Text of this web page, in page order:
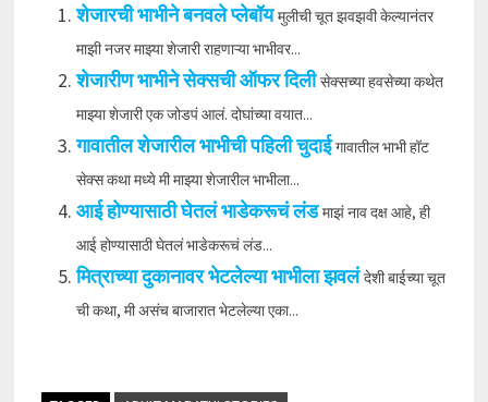
शेजारची भाभीने बनवले प्लेबॉय मुलीची चूत झवझवी केल्यानंतर
माझी नजर माझ्या शेजारी राहणाऱ्या भाभीवर...
शेजारीण भाभीने सेक्सची ऑफर दिली सेक्सच्या हवसेच्या कथेत
माझ्या शेजारी एक जोडपं आलं. दोघांच्या वयात...
गावातील शेजारील भाभीची पहिली चुदाई गावातील भाभी हॉट
सेक्स कथा मध्ये मी माझ्या शेजारील भाभीला...
आई होण्यासाठी घेतलं भाडेकरूचं लंड माझं नाव दक्ष आहे, ही
आई होण्यासाठी घेतलं भाडेकरूचं लंड...
मित्राच्या दुकानावर भेटलेल्या भाभीला झवलं देशी बाईच्या चूत
ची कथा, मी असंच बाजारात भेटलेल्या एका...